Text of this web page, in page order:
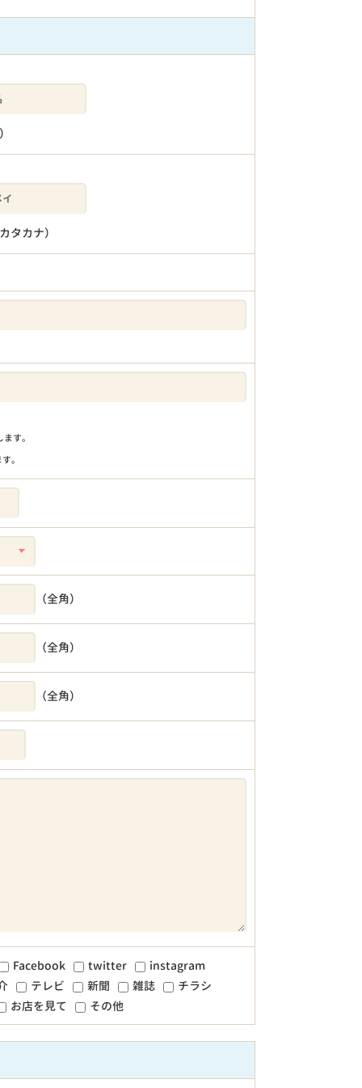
タカナ）
す。
。
（全角）
（全角）
（全角）
Facebook twitter
instagram
テレビ 新聞 雑誌
チラシ
お店を見て
その他